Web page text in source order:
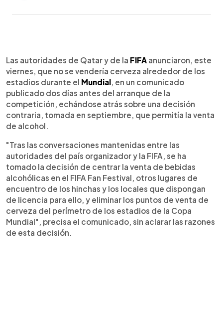
► Escuchar artículo
Las autoridades de Qatar y de la FIFA anunciaron, este
viernes, que no se vendería cerveza alrededor de los
estadios durante el Mundial, en un comunicado
publicado dos días antes del arranque de la
competición, echándose atrás sobre una decisión
contraria, tomada en septiembre, que permitía la venta
de alcohol.
"Tras las conversaciones mantenidas entre las
autoridades del país organizador y la FIFA, se ha
tomado la decisión de centrar la venta de bebidas
alcohólicas en el FIFA Fan Festival, otros lugares de
encuentro de los hinchas y los locales que dispongan
de licencia para ello, y eliminar los puntos de venta de
cerveza del perímetro de los estadios de la Copa
Mundial", precisa el comunicado, sin aclarar las razones
de esta decisión.